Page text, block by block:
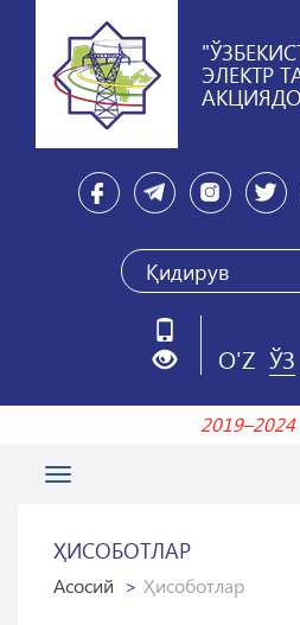
ЭЛЕКТР
O'Z ЎЗ
Toggle
ҲИСОБОТЛАР
Асосий Ҳисоботлар